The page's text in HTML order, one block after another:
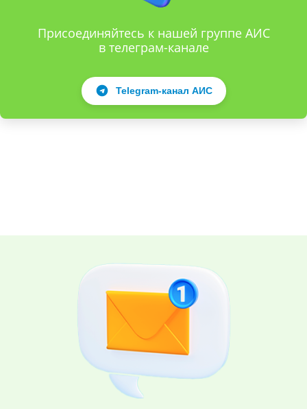
Присоединяйтесь к нашей группе АИС
в телеграм-канале
Telegram-канал АИС